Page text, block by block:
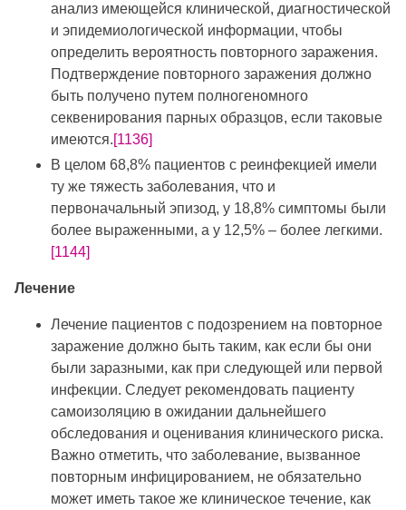
анализ имеющейся клинической, диагностической
и эпидемиологической информации, чтобы
определить вероятность повторного заражения.
Подтверждение повторного заражения должно
быть получено путем полногеномного
секвенирования парных образцов, если таковые
имеются.[1136]
В целом 68,8% пациентов с реинфекцией имели
ту же тяжесть заболевания, что и
первоначальный эпизод, у 18,8% симптомы были
более выраженными, а у 12,5% – более легкими.
[1144]
Лечение
Лечение пациентов с подозрением на повторное
заражение должно быть таким, как если бы они
были заразными, как при следующей или первой
инфекции. Следует рекомендовать пациенту
самоизоляцию в ожидании дальнейшего
обследования и оценивания клинического риска.
Важно отметить, что заболевание, вызванное
повторным инфицированием, не обязательно
может иметь такое же клиническое течение, как